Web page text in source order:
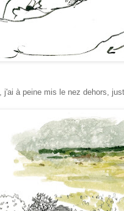
j'ai à peine mis le nez dehors,